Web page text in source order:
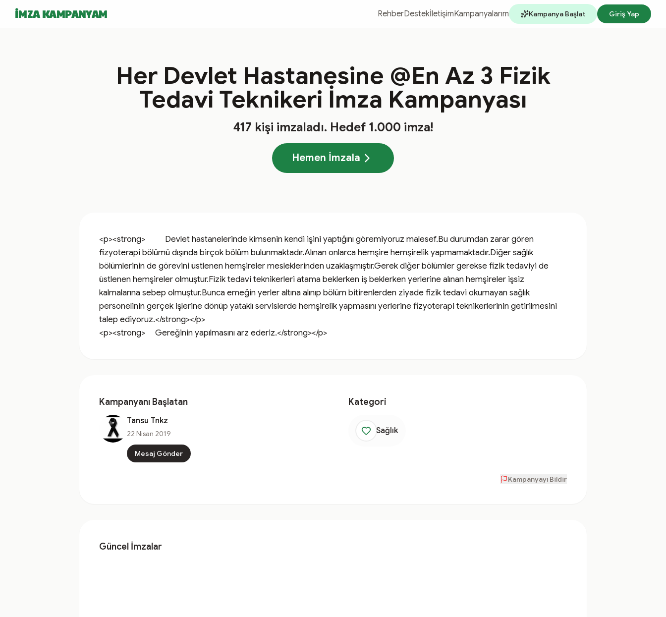
İMZA KAMPANYAM RehberDestekİletişimKampanyalarım Kampanya Başlat Giriş Yap
Her Devlet Hastanesine @En Az 3 Fizik
Tedavi Teknikeri İmza Kampanyası
417 kişi imzaladı. Hedef 1.000 imza!
Hemen İmzala
<p><strong>          Devlet hastanelerinde kimsenin kendi işini yaptığını göremiyoruz malesef.Bu durumdan zarar gören
fizyoterapi bölümü dışında birçok bölüm bulunmaktadır.Alınan onlarca hemşire hemşirelik yapmamaktadır.Diğer sağlık
bölümlerinin de görevini üstlenen hemşireler mesleklerinden uzaklaşmıştır.Gerek diğer bölümler gerekse fizik tedaviyi de
üstlenen hemşireler olmuştur.Fizik tedavi teknikerleri atama beklerken iş beklerken yerlerine alınan hemşireler işsiz
kalmalarına sebep olmuştur.Bunca emeğin yerler altına alınıp bölüm bitirenlerden ziyade fizik tedavi okumayan sağlık
personelinin gerçek işlerine dönüp yataklı servislerde hemşirelik yapmasını yerlerine fizyoterapi teknikerlerinin getirilmesini
talep ediyoruz.</strong></p>
<p><strong>     Gereğinin yapılmasını arz ederiz.</strong></p>
Kampanyanı Başlatan
Tansu Tnkz
22 Nisan 2019
Mesaj Gönder
Kategori
Sağlık
Kampanyayı Bildir
Güncel İmzalar